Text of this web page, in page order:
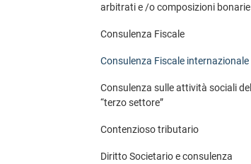
arbitrati e /o composizioni bonarie
Consulenza Fiscale
Consulenza Fiscale internazionale
Consulenza sulle attività sociali del
“terzo settore”
Contenzioso tributario
Diritto Societario e consulenza